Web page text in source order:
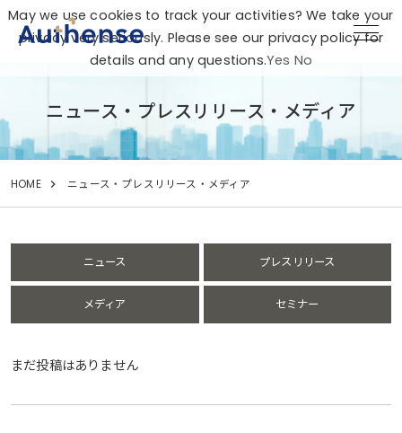
ニュース・プレスリリース・メディア
HOME ニュース・プレスリリース・メディア
ニュース プレスリリース
メディア セミナー
まだ投稿はありません
May we use cookies to track your activities? We take your
privacy very seriously. Please see our privacy policy for
details and any questions.Yes No